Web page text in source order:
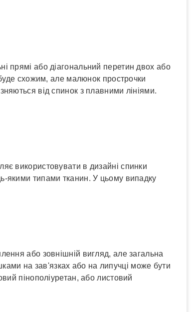
прямі або діагональний перетин двох або
схожим, але малюнок прострочки
від спинок з плавними лініями.
використовувати в дизайні спинки
якими типами тканин. У цьому випадку
або зовнішній вигляд, але загальна
на зав'язках або на липучці може бути
пінополіуретан, або листовий